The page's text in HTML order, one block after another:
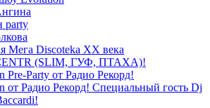
party
Мега Discoteka XX века
(SLIM, ГУФ, ПТАХА)!
Pre-Party от Радио Рекорд!
от Радио Рекорд! Специальный гость Dj